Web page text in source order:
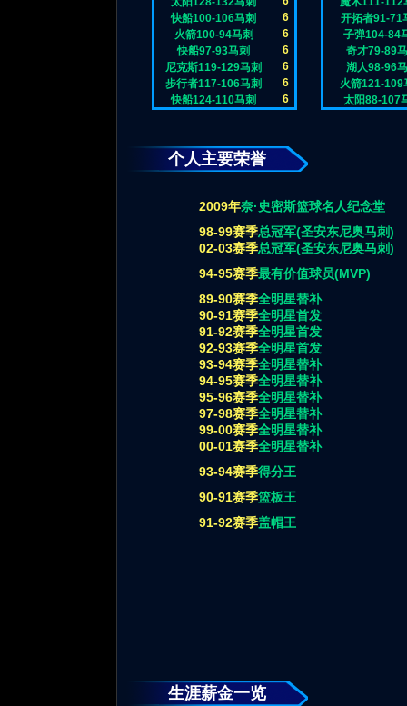
快船100-106马刺
6
火箭100-94马刺
6
快船97-93马刺
6
尼克斯119-129马刺
6
步行者117-106马刺
6
快船124-110马刺
6
开拓者91-71
子弹104-84
奇才79-89
湖人98-96
火箭121-109
太阳88-107
个人主要荣誉
2009年奈·史密斯篮球名人纪念堂
98-99赛季总冠军(圣安东尼奥马刺)
02-03赛季总冠军(圣安东尼奥马刺)
94-95赛季最有价值球员(MVP)
89-90赛季全明星替补
90-91赛季全明星首发
91-92赛季全明星首发
92-93赛季全明星首发
93-94赛季全明星替补
94-95赛季全明星替补
95-96赛季全明星替补
97-98赛季全明星替补
99-00赛季全明星替补
00-01赛季全明星替补
93-94赛季得分王
90-91赛季篮板王
91-92赛季盖帽王
生涯薪金一览